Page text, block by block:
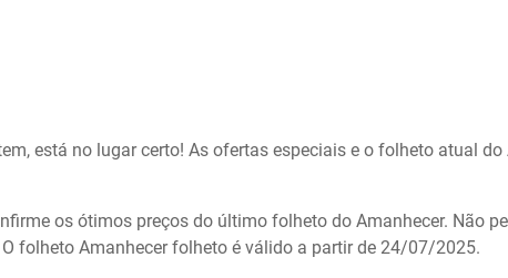
está no lugar certo! As ofertas especiais e o folheto atual
os ótimos preços do último folheto do Amanhecer. Não
folheto Amanhecer folheto é válido a partir de 24/07/2025.